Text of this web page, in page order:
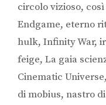
circolo vizioso,
Endgame, eterno
hulk, Infinity War,
feige, La gaia
Cinematic Universe,
di mobius, nastro